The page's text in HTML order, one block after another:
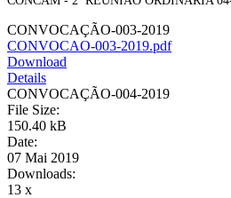
CONVOCAÇÃO-003-2019
CONVOCAO-003-2019.pdf
Download
Details
CONVOCAÇÃO-004-2019
File Size:
150.40 kB
Date:
07 Mai 2019
Downloads:
13 x